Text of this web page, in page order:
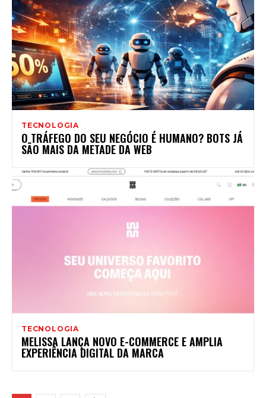
TECNOLOGIA
O TRÁFEGO DO SEU NEGÓCIO É HUMANO? BOTS JÁ
SÃO MAIS DA METADE DA WEB
TECNOLOGIA
MELISSA LANÇA NOVO E-COMMERCE E AMPLIA
EXPERIÊNCIA DIGITAL DA MARCA